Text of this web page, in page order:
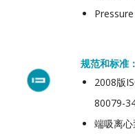
规范和标准：
2008版
80079-
端吸离